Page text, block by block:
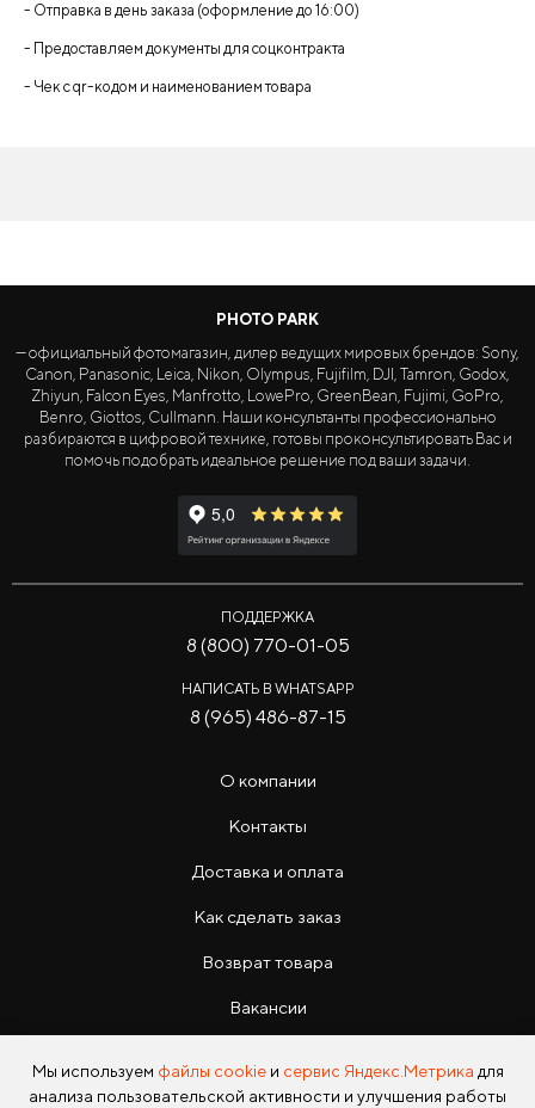
- Отправка в день заказа (оформление до 16:00)
- Предоставляем документы для соцконтракта
- Чек с qr-кодом и наименованием товара
PHOTO PARK
— официальный фотомагазин, дилер ведущих мировых брендов: Sony,
Canon, Panasonic, Leica, Nikon, Olympus, Fujifilm, DJI, Tamron, Godox,
Zhiyun, Falcon Eyes, Manfrotto, LowePro, GreenBean, Fujimi, GoPro,
Benro, Giottos, Cullmann. Наши консультанты профессионально
разбираются в цифровой технике, готовы проконсультировать Вас и
помочь подобрать идеальное решение под ваши задачи.
ПОДДЕРЖКА
8 (800) 770-01-05
НАПИСАТЬ В WHATSAPP
8 (965) 486-87-15
О компании
Контакты
Доставка и оплата
Как сделать заказ
Возврат товара
Вакансии
Мы используем файлы cookieи сервис Яндекс.Метрика для
анализа пользовательской активности и улучшения работы